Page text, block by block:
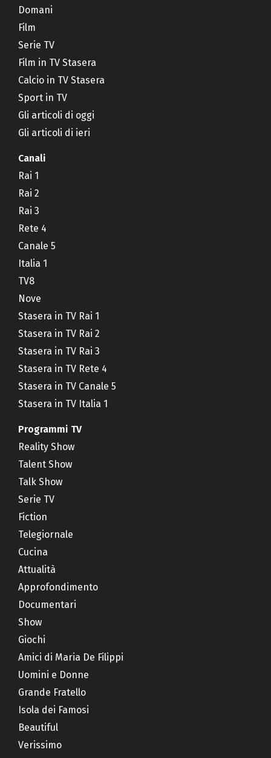
Domani
Film
Serie TV
Film in TV Stasera
Calcio in TV Stasera
Sport in TV
Gli articoli di oggi
Gli articoli di ieri
Canali
Rai 1
Rai 2
Rai 3
Rete 4
Canale 5
Italia 1
TV8
Nove
Stasera in TV Rai 1
Stasera in TV Rai 2
Stasera in TV Rai 3
Stasera in TV Rete 4
Stasera in TV Canale 5
Stasera in TV Italia 1
Programmi TV
Reality Show
Talent Show
Talk Show
Serie TV
Fiction
Telegiornale
Cucina
Attualità
Approfondimento
Documentari
Show
Giochi
Amici di Maria De Filippi
Uomini e Donne
Grande Fratello
Isola dei Famosi
Beautiful
Verissimo